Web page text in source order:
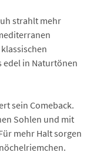
strahlt mehr
edel in Naturtönen
sein Comeback.
Sohlen und mit
mehr Halt sorgen